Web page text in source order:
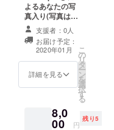
される
方は、
必ず備
考欄に
その旨
を記載
の上ご
購入下
さいま
せ。 備
に、作
品の内
なキャ
ンドル
と炎を
お手元
に。
よるあなたの写
真入り(写真はな
くても可ご希望
があればお入れ
いたします)ミニ
祭壇をお作りし
ます。 お手元に
オリジナルの祈
支援者：0人
お届け予定：
2020年01月
詳細を見る
こ
の
リ
タ
ー
ン
を
選
択
す
る
8,0
00 円
残り5